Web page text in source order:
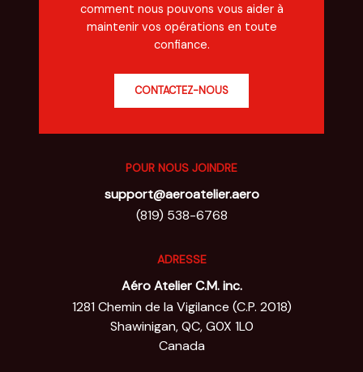
comment nous pouvons vous aider à
maintenir vos opérations en toute
confiance.
CONTACTEZ-NOUS
POUR NOUS JOINDRE
support@aeroatelier.aero
(819) 538-6768
ADRESSE
Aéro Atelier C.M. inc.
1281 Chemin de la Vigilance (C.P. 2018)
Shawinigan, QC, G0X 1L0
Canada